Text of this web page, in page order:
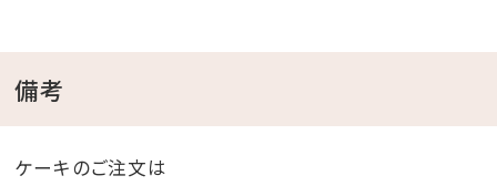
備考
ケーキのご注文は